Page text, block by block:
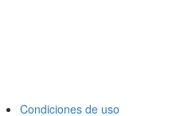
Condiciones de uso